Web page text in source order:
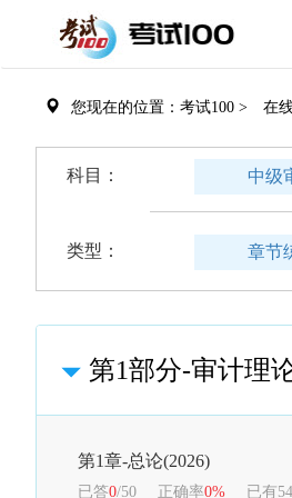
您现在的位置：考试100 > 在
科目： 中级
类型： 章节
第1部分-审计理
第1章-总论(2026)
已答0/50 正确率0% 已有